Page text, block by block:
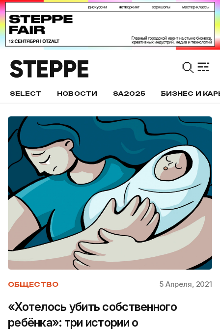
SELECT НОВОСТИ SA2025 БИЗНЕС И
ОБЩЕСТВО 5 Апреля, 2021
«Хотелось убить собственного
ребёнка»: три истории о